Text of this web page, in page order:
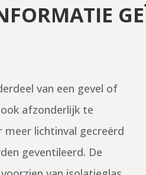
van een gevel of
afzonderlijk te
lichtinval gecreërd
geventileerd. De